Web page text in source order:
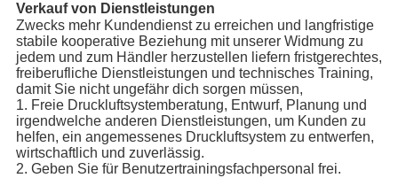
Verkauf von Dienstleistungen
Zwecks mehr Kundendienst zu erreichen und langfristige
stabile kooperative Beziehung mit unserer Widmung zu
jedem und zum Händler herzustellen liefern fristgerechtes,
freiberufliche Dienstleistungen und technisches Training,
damit Sie nicht ungefähr dich sorgen müssen,
1. Freie Druckluftsystemberatung, Entwurf, Planung und
irgendwelche anderen Dienstleistungen, um Kunden zu
helfen, ein angemessenes Druckluftsystem zu entwerfen,
wirtschaftlich und zuverlässig.
2. Geben Sie für Benutzertrainingsfachpersonal frei.